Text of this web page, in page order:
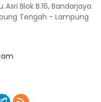
Blok B.16, Bandarjaya
Tengah - Lampung